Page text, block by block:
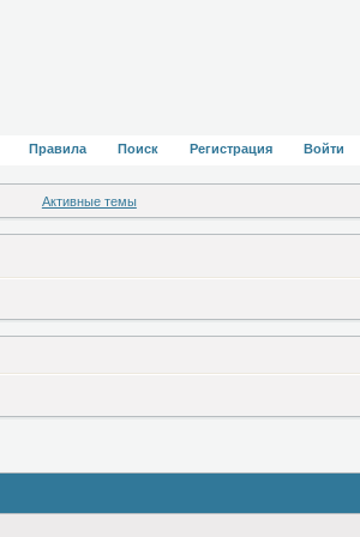
Правила Поиск Регистрация Войти
Активные темы